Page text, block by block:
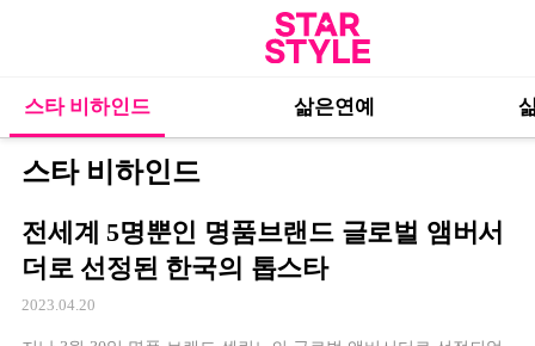
스타 비하인드 삶은연예
스타 비하인드
전세계 5명뿐인 명품브랜드 글로벌 앰버서
더로 선정된 한국의 톱스타
2023.04.20